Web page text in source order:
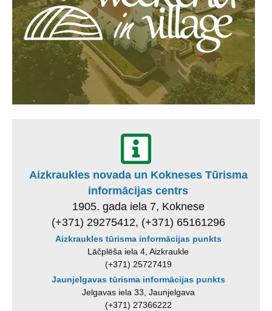
Aizkraukles novada un Kokneses Tūrisma
informācijas centrs
1905. gada iela 7, Koknese
(+371) 29275412, (+371) 65161296
Aizkraukles tūrisma informācijas punkts
Lāčplēša iela 4, Aizkraukle
(+371) 25727419
Jaunjelgavas tūrisma informācijas punkts
Jelgavas iela 33, Jaunjelgava
(+371) 27366222